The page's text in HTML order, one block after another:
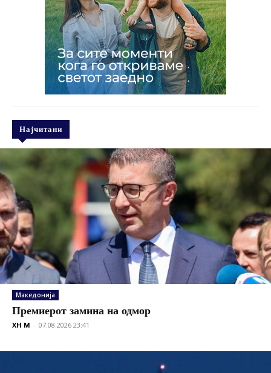
Најчитани
Македонија
Премиерот замина на одмор
XH M - 07.08.2026 23:41